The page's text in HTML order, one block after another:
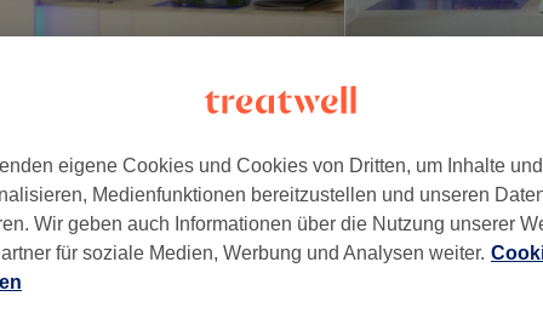
eigene Cookies und Cookies von Dritten, um Inhalte
Medienfunktionen bereitzustellen und unseren
Wir geben auch Informationen über die Nutzung unserer
für soziale Medien, Werbung und Analysen weiter.